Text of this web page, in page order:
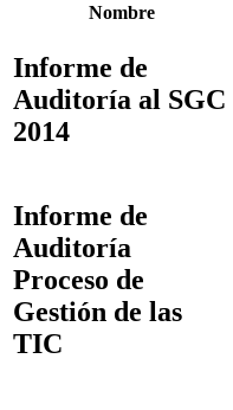
Nombre
Informe de
Auditoría al SGC
2014
Informe de
Auditoría
Proceso de
Gestión de las
TIC